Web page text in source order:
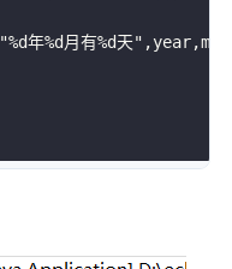
"%d年%d月有%d天" ,year,